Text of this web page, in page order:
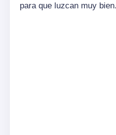
para que luzcan muy bien.